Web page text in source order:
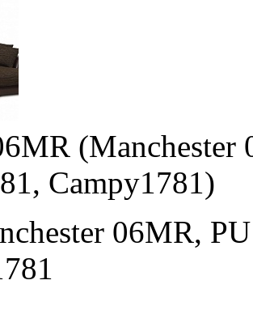
(Manchester
Campy1781)
06MR,